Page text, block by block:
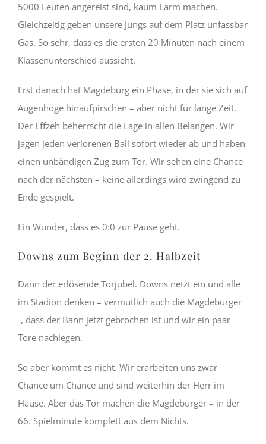
5000 Leuten angereist sind, kaum Lärm machen.
Gleichzeitig geben unsere Jungs auf dem Platz unfassbar
Gas. So sehr, dass es die ersten 20 Minuten nach einem
Klassenunterschied aussieht.
Erst danach hat Magdeburg ein Phase, in der sie sich auf
Augenhöge hinaufpirschen – aber nicht für lange Zeit.
Der Effzeh beherrscht die Lage in allen Belangen. Wir
jagen jeden verlorenen Ball sofort wieder ab und haben
einen unbändigen Zug zum Tor. Wir sehen eine Chance
nach der nächsten – keine allerdings wird zwingend zu
Ende gespielt.
Ein Wunder, dass es 0:0 zur Pause geht.
Downs zum Beginn der 2. Halbzeit
Dann der erlösende Torjubel. Downs netzt ein und alle
im Stadion denken – vermutlich auch die Magdeburger
-, dass der Bann jetzt gebrochen ist und wir ein paar
Tore nachlegen.
So aber kommt es nicht. Wir erarbeiten uns zwar
Chance um Chance und sind weiterhin der Herr im
Hause. Aber das Tor machen die Magdeburger – in der
66. Spielminute komplett aus dem Nichts.